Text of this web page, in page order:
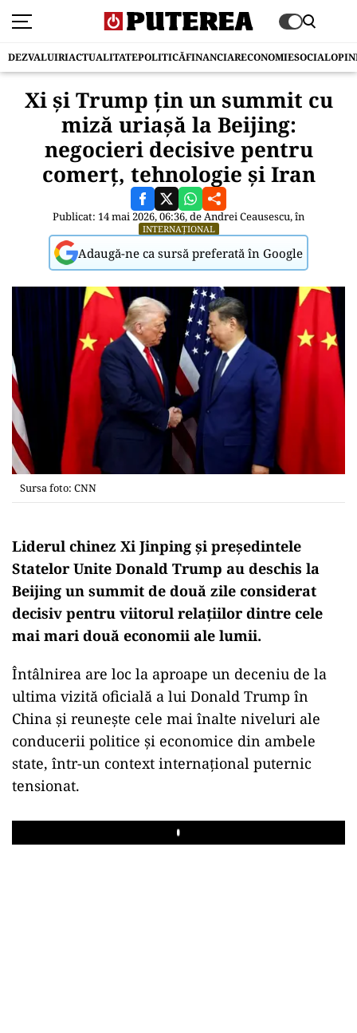
DEZVALUIRIACTUALITATEPOLITICĂFINANCIARECONOMIESOCIAL
Xi și Trump țin un summit cu
miză uriașă la Beijing:
negocieri decisive pentru
comerț, tehnologie și Iran
Publicat: 14 mai 2026, 06:36, deAndrei Ceausescu, în
INTERNAȚIONAL
Adaugă-ne ca sursă preferată în Google
Sursa foto: CNN
Liderul chinez Xi Jinping și președintele
Statelor Unite Donald Trump au deschis la
Beijing un summit de două zile considerat
decisiv pentru viitorul relațiilor dintre cele
mai mari două economii ale lumii.
Întâlnirea are loc la aproape un deceniu de la
ultima vizită oficială a lui Donald Trump în
China și reunește cele mai înalte niveluri ale
conducerii politice și economice din ambele
state, într-un context internațional puternic
tensionat.
Play